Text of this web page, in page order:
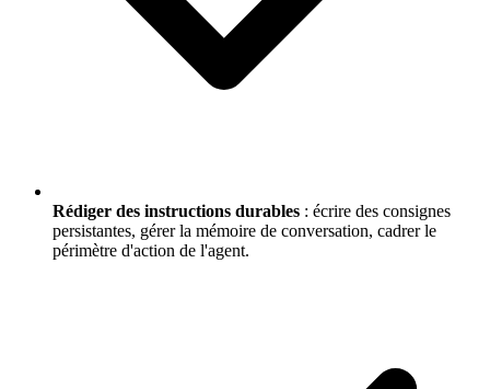
Rédiger des instructions durables : écrire des consignes
persistantes, gérer la mémoire de conversation, cadrer le
périmètre d'action de l'agent.